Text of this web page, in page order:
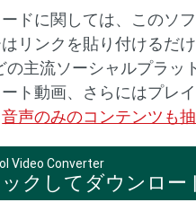
ドに関しては、このソ
リンクを貼り付けるだけ
の主流ソーシャルプラッ
ト動画、さらにはプレ
音声のみのコンテンツも
Video Converter
クしてダウンロー